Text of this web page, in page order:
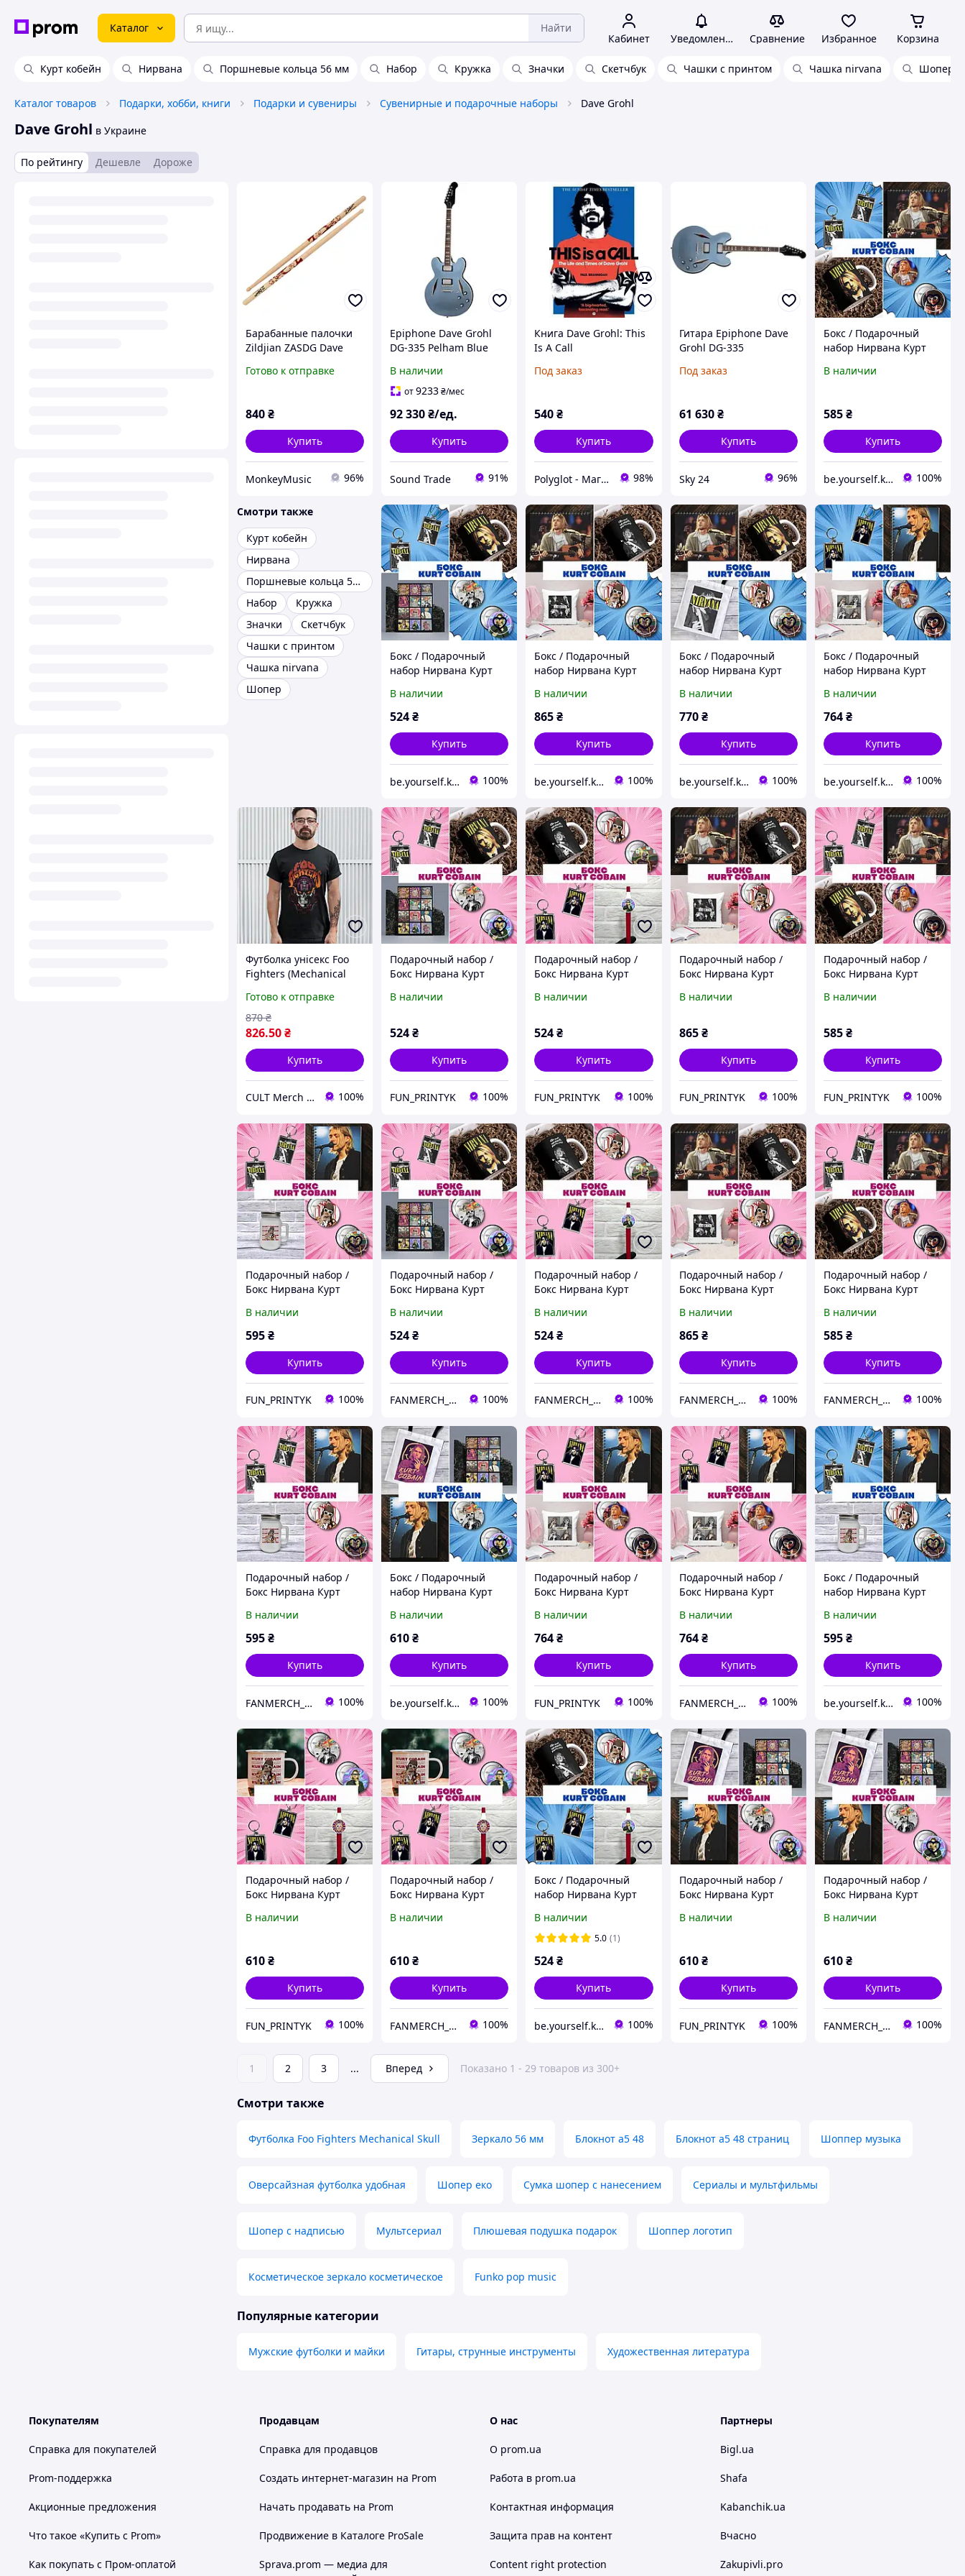
Каталог Найти
Кабинет Уведомления Сравнение Избранное Корзина
Курт кобейн Нирвана Поршневые кольца 56 мм Набор Кружка Значки Скетчбук Чашки с принтом Чашка nirvana Шопер
Каталог товаров Подарки, хобби, книги Подарки и сувениры Сувенирные и подарочные наборы Dave Grohl
Dave Grohl в Украине
По рейтингу Дешевле Дороже
Барабанные палочки
Zildjian ZASDG Dave
Drumsticks
Готово к отправке
840₴
Купить
MonkeyMusic 96%
Epiphone Dave Grohl
DG-335 Pelham Blue
В наличии
от9233₴/мес
92 330₴/ед.
Купить
Sound Trade 91%
Книга Dave Grohl: This
Is A Call
Под заказ
540₴
Купить
Polyglot - Магазин іноземної літератури 98%
Гитара Epiphone Dave
Grohl DG-335
Под заказ
61 630 ₴
Купить
Sky 24 96%
Бокс / Подарочный
набор Нирвана Курт
Cobain
В наличии
585₴
Купить
be.yourself.kpop_shop 100%
Смотри также
Курт кобейн
Нирвана
Поршневые кольца 56 мм
Набор
Кружка
Значки
Скетчбук
Чашки с принтом
Чашка nirvana
Шопер
Бокс / Подарочный
набор Нирвана Курт
Cobain
В наличии
524₴
Купить
be.yourself.kpop_shop 100%
Бокс / Подарочный
набор Нирвана Курт
Cobain
В наличии
865₴
Купить
be.yourself.kpop_shop 100%
Бокс / Подарочный
набор Нирвана Курт
Cobain
В наличии
770 ₴
Купить
be.yourself.kpop_shop 100%
Бокс / Подарочный
набор Нирвана Курт
Cobain
В наличии
764₴
Купить
be.yourself.kpop_shop 100%
Футболка унісекс Foo
Fighters (Mechanical
Готово к отправке
826.50₴
870 ₴
Купить
CULT Merch Store 100%
Подарочный набор /
Бокс Нирвана Курт
Cobain
В наличии
524₴
Купить
FUN_PRINTYK 100%
Подарочный набор /
Бокс Нирвана Курт
Cobain
В наличии
524₴
Купить
FUN_PRINTYK 100%
Подарочный набор /
Бокс Нирвана Курт
Cobain
В наличии
865 ₴
Купить
FUN_PRINTYK 100%
Подарочный набор /
Бокс Нирвана Курт
Cobain
В наличии
585₴
Купить
FUN_PRINTYK 100%
Подарочный набор /
Бокс Нирвана Курт
Cobain
В наличии
595₴
Купить
FUN_PRINTYK 100%
Подарочный набор /
Бокс Нирвана Курт
Cobain
В наличии
524₴
Купить
FANMERCH_SHOP 100%
Подарочный набор /
Бокс Нирвана Курт
Cobain
В наличии
524₴
Купить
FANMERCH_SHOP 100%
Подарочный набор /
Бокс Нирвана Курт
Cobain
В наличии
865 ₴
Купить
FANMERCH_SHOP 100%
Подарочный набор /
Бокс Нирвана Курт
Cobain
В наличии
585₴
Купить
FANMERCH_SHOP 100%
Подарочный набор /
Бокс Нирвана Курт
Cobain
В наличии
595₴
Купить
FANMERCH_SHOP 100%
Бокс / Подарочный
набор Нирвана Курт
Cobain
В наличии
610₴
Купить
be.yourself.kpop_shop 100%
Подарочный набор /
Бокс Нирвана Курт
Cobain
В наличии
764₴
Купить
FUN_PRINTYK 100%
Подарочный набор /
Бокс Нирвана Курт
Cobain
В наличии
764 ₴
Купить
FANMERCH_SHOP 100%
Бокс / Подарочный
набор Нирвана Курт
Cobain
В наличии
595₴
Купить
be.yourself.kpop_shop 100%
Подарочный набор /
Бокс Нирвана Курт
Cobain
В наличии
610₴
Купить
FUN_PRINTYK 100%
Подарочный набор /
Бокс Нирвана Курт
Cobain
В наличии
610₴
Купить
FANMERCH_SHOP 100%
Бокс / Подарочный
набор Нирвана Курт
Cobain
В наличии
5.0 (1)
524₴
Купить
be.yourself.kpop_shop 100%
Подарочный набор /
Бокс Нирвана Курт
Cobain
В наличии
610 ₴
Купить
FUN_PRINTYK 100%
Подарочный набор /
Бокс Нирвана Курт
Cobain
В наличии
610₴
Купить
FANMERCH_SHOP 100%
1 2 3 ... Вперед Показано 1 - 29 товаров из 300+
Смотри также
Футболка Foo Fighters Mechanical Skull Зеркало 56 мм Блокнот а5 48 Блокнот а5 48 страниц Шоппер музыка
Оверсайзная футболка удобная Шопер еко Сумка шопер с нанесением Сериалы и мультфильмы
Шопер с надписью Мультсериал Плюшевая подушка подарок Шоппер логотип
Косметическое зеркало косметическое Funko pop music
Популярные категории
Мужские футболки и майки Гитары, струнные инструменты Художественная литература
Покупателям
Справка для покупателей
Prom-поддержка
Акционные предложения
Что такое «Купить с Prom»
Как покупать с Пром-оплатой
Продавцам
Справка для продавцов
Создать интернет-магазин на Prom
Начать продавать на Prom
Продвижение в Каталоге ProSale
Sprava.prom — медиа для
О нас
О prom.ua
Работа в prom.ua
Контактная информация
Защита прав на контент
Content right protection
Партнеры
Bigl.ua
Shafa
Kabanchik.ua
Вчасно
Zakupivli.pro